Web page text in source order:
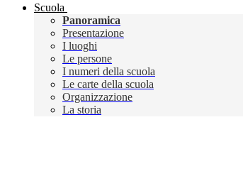
Scuola
Panoramica
Presentazione
I luoghi
Le persone
I numeri della scuola
Le carte della scuola
Organizzazione
La storia